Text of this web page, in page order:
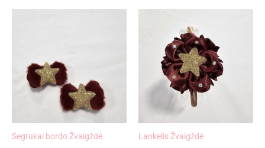
Segtukai bordo Žvaigždė Lankelis Žvaigždė